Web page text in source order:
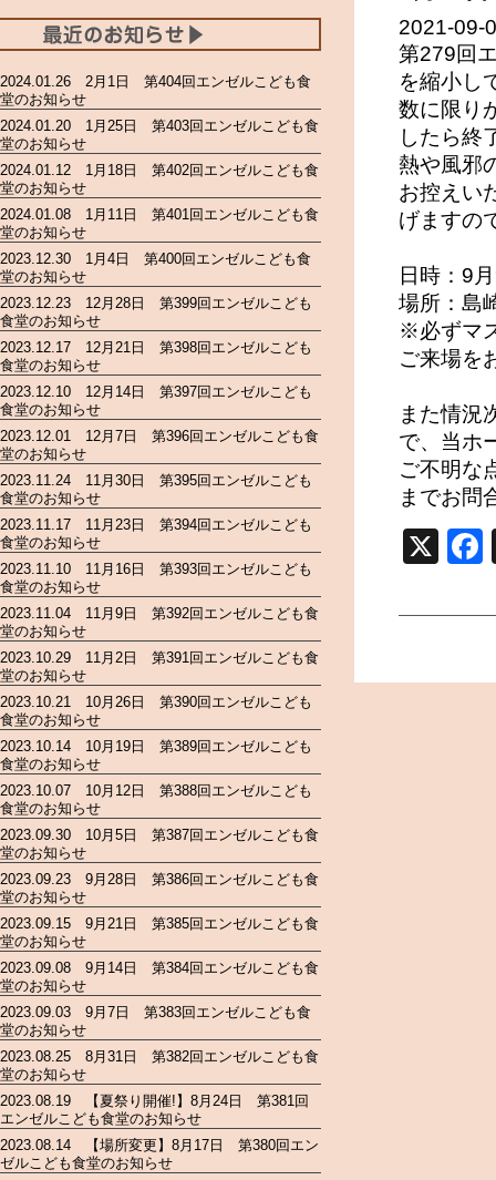
2021-09-
第279回
を縮小し
数に限り
したら終
熱や風邪
お控えい
げますの
日時：9
場所：島
※必ずマ
ご来場を
また情況
で、当ホ
ご不明な
までお問
X
2024.01.26 2月1日 第404回エンゼルこども食
堂のお知らせ
2024.01.20 1月25日 第403回エンゼルこども食
堂のお知らせ
2024.01.12 1月18日 第402回エンゼルこども食
堂のお知らせ
2024.01.08 1月11日 第401回エンゼルこども食
堂のお知らせ
2023.12.30 1月4日 第400回エンゼルこども食
堂のお知らせ
2023.12.23 12月28日 第399回エンゼルこども
食堂のお知らせ
2023.12.17 12月21日 第398回エンゼルこども
食堂のお知らせ
2023.12.10 12月14日 第397回エンゼルこども
食堂のお知らせ
2023.12.01 12月7日 第396回エンゼルこども食
堂のお知らせ
2023.11.24 11月30日 第395回エンゼルこども
食堂のお知らせ
2023.11.17 11月23日 第394回エンゼルこども
食堂のお知らせ
2023.11.10 11月16日 第393回エンゼルこども
食堂のお知らせ
2023.11.04 11月9日 第392回エンゼルこども食
堂のお知らせ
2023.10.29 11月2日 第391回エンゼルこども食
堂のお知らせ
2023.10.21 10月26日 第390回エンゼルこども
食堂のお知らせ
2023.10.14 10月19日 第389回エンゼルこども
食堂のお知らせ
2023.10.07 10月12日 第388回エンゼルこども
食堂のお知らせ
2023.09.30 10月5日 第387回エンゼルこども食
堂のお知らせ
2023.09.23 9月28日 第386回エンゼルこども食
堂のお知らせ
2023.09.15 9月21日 第385回エンゼルこども食
堂のお知らせ
2023.09.08 9月14日 第384回エンゼルこども食
堂のお知らせ
2023.09.03 9月7日 第383回エンゼルこども食
堂のお知らせ
2023.08.25 8月31日 第382回エンゼルこども食
堂のお知らせ
2023.08.19 【夏祭り開催!】8月24日 第381回
エンゼルこども食堂のお知らせ
2023.08.14 【場所変更】8月17日 第380回エン
ゼルこども食堂のお知らせ